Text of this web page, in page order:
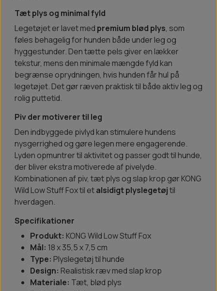
Tæt plys og minimal fyld
Legetøjet er lavet med premium blød plys, som
føles behagelig for hunden både under leg og
hyggestunder. Den tætte pels giver en lækker
tekstur, mens den minimale mængde fyld kan
begrænse oprydningen, hvis hunden får hul på
legetøjet. Det gør ræven praktisk til både aktiv leg og
rolig puttetid.
Piv der motiverer til leg
Den indbyggede pivlyd kan stimulere hundens
nysgerrighed og gøre legen mere engagerende.
Lyden opmuntrer til aktivitet og passer godt til hunde,
der bliver ekstra motiverede af pivelyde.
Kombinationen af piv, tæt plys og slap krop gør KONG
Wild Low Stuff Fox til etalsidigt plyslegetøjtil
hverdagen.
Specifikationer
Produkt: KONG Wild Low Stuff Fox
Mål: 18 x 35,5 x 7,5 cm
Type: Plyslegetøj til hunde
Design: Realistisk ræv med slap krop
Materiale: Tæt, blød plys